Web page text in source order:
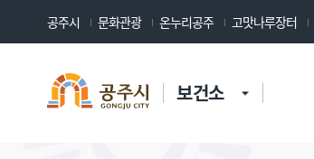
공주시 문화관광 온누리공주 고맛나루장터
보건소